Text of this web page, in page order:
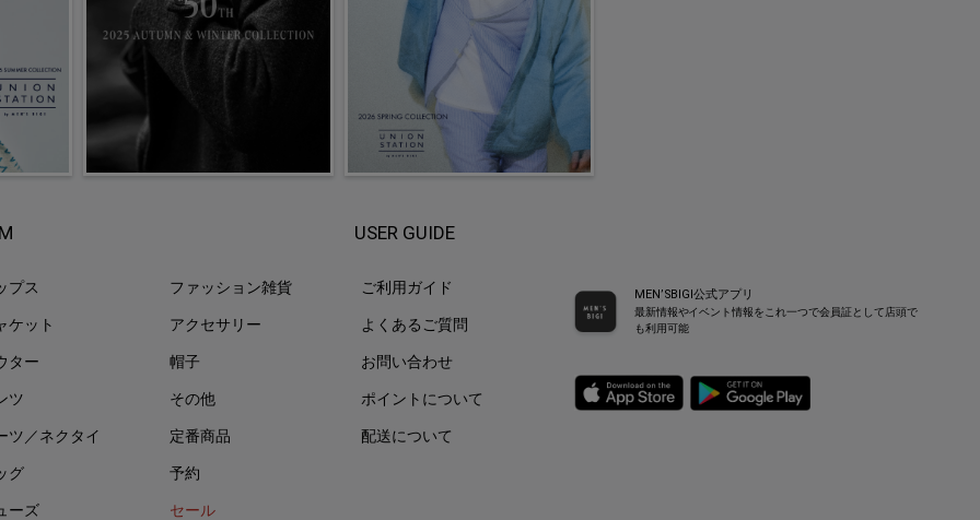
プス
ケット
ター
ツ
ツ／ネクタイ
グ
ーズ
ファッション雑貨
アクセサリー
帽子
その他
定番商品
予約
セール
USER GUIDE
ご利用ガイド
よくあるご質問
お問い合わせ
ポイントについて
配送について
MEN’SBIGI公式アプリ
最新情報やイベント情報をこれ一つで会員証として店頭で
も利用可能